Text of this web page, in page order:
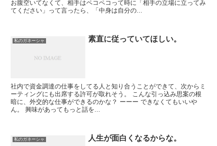
お腹空いてなくて、相手はペコペコって時に「相手の立場に立ってみ
てください」って言ったら、「中身は自分の...
私のガネーシャ 素直に従っていてほしい。
社内で資金調達の仕事をしてる人と知り合うことができて、次からミ
ーティングにも出席する許可が取れそう。 こんな引っ込み思案の根
暗に、外交的な仕事ができるのかな？ ーーー できなくてもいいや
ん。 興味があってもっと話を...
私のガネーシャ 人生が面白くなるからな。